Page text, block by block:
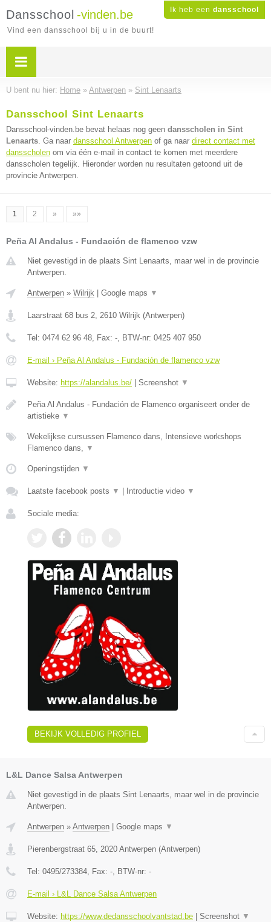
Ik heb een dansschool
Dansschool -vinden.be
Vind een dansschool bij u in de buurt!
U bent nu hier: Home » Antwerpen » Sint Lenaarts
Dansschool Sint Lenaarts
Dansschool-vinden.be bevat helaas nog geen dansscholen in Sint
Lenaarts. Ga naar dansschool Antwerpen of ga naar direct contact met
dansscholen om via één e-mail in contact te komen met meerdere
dansscholen tegelijk. Hieronder worden nu resultaten getoond uit de
provincie Antwerpen.
1 2 » »»
Peña Al Andalus - Fundación de flamenco vzw
Niet gevestigd in de plaats Sint Lenaarts, maar wel in de provincie
Antwerpen.
Antwerpen » Wilrijk Google maps ▼
Laarstraat 68 bus 2, 2610 Wilrijk (Antwerpen)
Tel: 0474 62 96 48, Fax: -, BTW-nr: 0425 407 950
E-mail › Peña Al Andalus - Fundación de flamenco vzw
Website: https://alandalus.be/ Screenshot ▼
Peña Al Andalus - Fundación de Flamenco organiseert onder de
artistieke ▼
Wekelijkse cursussen Flamenco dans, Intensieve workshops
Flamenco dans, ▼
Openingstijden ▼
Laatste facebook posts ▼ Introductie video ▼
Sociale media:
BEKIJK VOLLEDIG PROFIEL
L&L Dance Salsa Antwerpen
Niet gevestigd in de plaats Sint Lenaarts, maar wel in de provincie
Antwerpen.
Antwerpen » Antwerpen Google maps ▼
Pierenbergstraat 65, 2020 Antwerpen (Antwerpen)
Tel: 0495/273384, Fax: -, BTW-nr: -
E-mail › L&L Dance Salsa Antwerpen
Website: https://www.dedansschoolvantstad.be Screenshot ▼